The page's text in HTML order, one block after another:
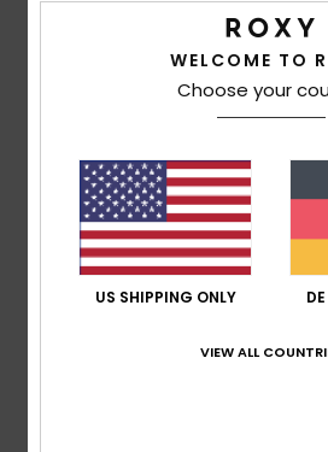
Preis-Leistungs-
4.7
Farbe
5/5
WELCOME TO
Choose your
US SHIPPING ONLY
VIEW ALL